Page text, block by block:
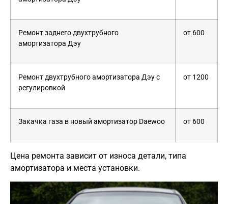
Ремонт заднего двухтрубного
амортизатора Дэу
от 600
Ремонт двухтрубного амортизатора Дэу с
регулировкой
от 1200
Закачка газа в новый амортизатор Daewoo от 600
Цена ремонта зависит от износа детали, типа
амортизатора и места установки.